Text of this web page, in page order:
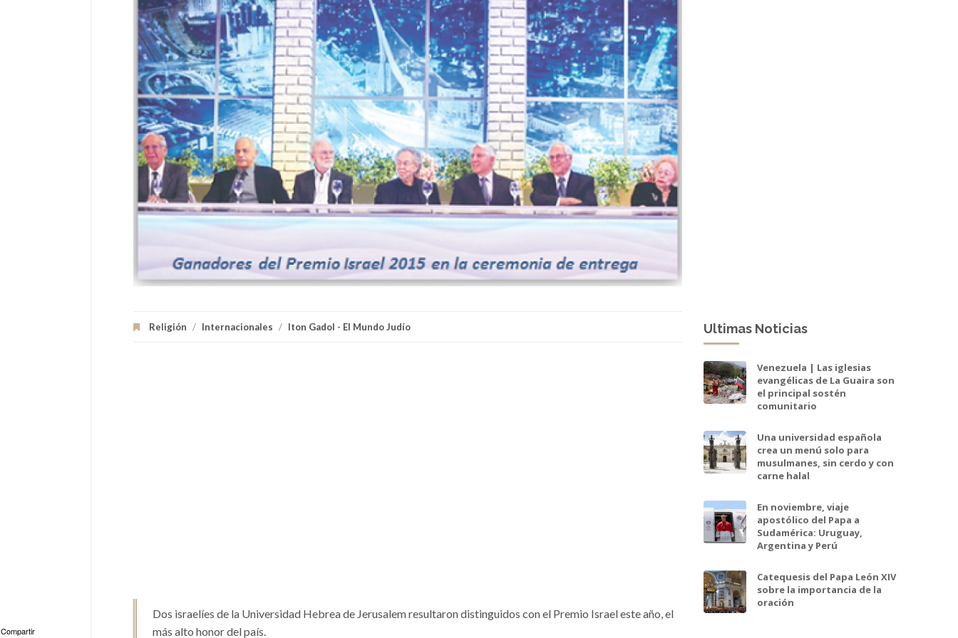
Religión / Internacionales / Iton Gadol - El Mundo Judío
Dos israelíes de la Universidad Hebrea de Jerusalem resultaron distinguidos con el Premio Israel este año, el
más alto honor del país.
Ultimas Noticias
Venezuela | Las iglesias
evangélicas de La Guaira son
el principal sostén
comunitario
Una universidad española
crea un menú solo para
musulmanes, sin cerdo y con
carne halal
En noviembre, viaje
apostólico del Papa a
Sudamérica: Uruguay,
Argentina y Perú
Catequesis del Papa León XIV
sobre la importancia de la
oración
Compartir